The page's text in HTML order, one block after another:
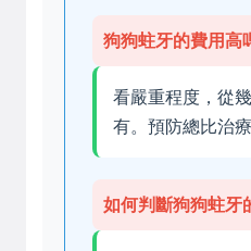
狗狗蛀牙的費用高
看嚴重程度，從
有。預防總比治療
如何判斷狗狗蛀牙